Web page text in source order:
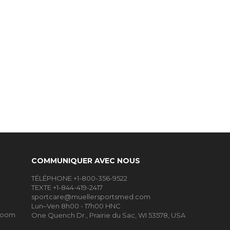
COMMUNIQUER AVEC NOUS
TÉLÉPHONE +1-800-356-9522
TEXTE +1-844-419-2417
sportcare@muellersportsmed.com
Lun–Ven 8h00 - 17h00 HNC
One Quench Dr., Prairie du Sac, WI 53578, USA